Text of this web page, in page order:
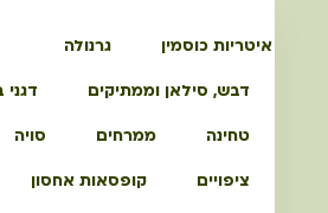
איטריות כוסמין גרנולה
דבש, סילאן וממתיקים דגני
טחינה ממרחים סויה
ציפויים קופסאות אחסון